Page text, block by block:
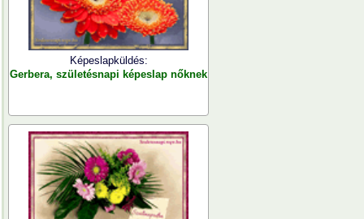
Képeslapküldés:
Gerbera, születésnapi képeslap nőknek